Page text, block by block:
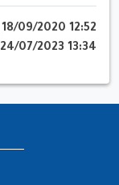
18/09/2020 12:52
24/07/2023 13:34